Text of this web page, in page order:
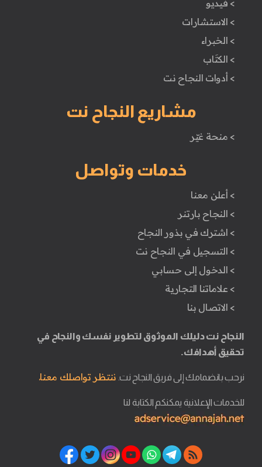
> فيديو
> الاستشارات
> الخبراء
> الكتَاب
> أدوات النجاح نت
مشاريع النجاح نت
> منحة غيّر
خدمات وتواصل
> أعلن معنا
> النجاح بارتنر
> اشترك في بذور النجاح
> التسجيل في النجاح نت
> الدخول إلى حسابي
> علاماتنا التجارية
> الاتصال بنا
النجاح نت دليلك الموثوق لتطوير نفسك والنجاح في
تحقيق أهدافك.
نرحب بانضمامك إلى فريق النجاح نت. ننتظر تواصلك معنا.
للخدمات الإعلانية يمكنكم الكتابة لنا